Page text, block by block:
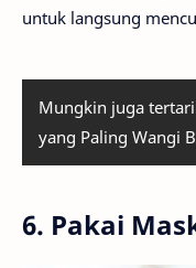
untuk langsung
Mungkin juga
yang Paling Wangi
6. Pakai